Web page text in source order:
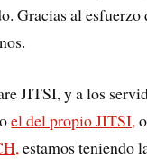
Gracias al esfuerzo
JITSI, y a los
el del propio JITSI,
estamos teniendo